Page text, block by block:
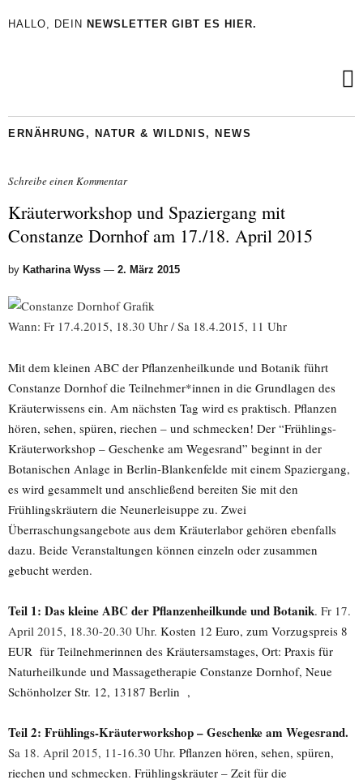
HALLO, DEIN NEWSLETTER GIBT ES HIER.
ERNÄHRUNG , NATUR & WILDNIS , NEWS
Schreibe einen Kommentar
Kräuterworkshop und Spaziergang mit
Constanze Dornhof am 17./18. April 2015
by Katharina Wyss — 2. März 2015
Wann: Fr 17.4.2015, 18.30 Uhr / Sa 18.4.2015, 11 Uhr
Mit dem kleinen ABC der Pflanzenheilkunde und Botanik führt
Constanze Dornhof die Teilnehmer*innen in die Grundlagen des
Kräuterwissens ein. Am nächsten Tag wird es praktisch. Pflanzen
hören, sehen, spüren, riechen – und schmecken! Der “Frühlings-
Kräuterworkshop – Geschenke am Wegesrand” beginnt in der
Botanischen Anlage in Berlin-Blankenfelde mit einem Spaziergang,
es wird gesammelt und anschließend bereiten Sie mit den
Frühlingskräutern die Neunerleisuppe zu. Zwei
Überraschungsangebote aus dem Kräuterlabor gehören ebenfalls
dazu. Beide Veranstaltungen können einzeln oder zusammen
gebucht werden.
Teil 1: Das kleine ABC der Pflanzenheilkunde und Botanik. Fr 17.
April 2015, 18.30-20.30 Uhr. Kosten 12 Euro, zum Vorzugspreis 8
EUR für Teilnehmerinnen des Kräutersamstages, Ort: Praxis für
Naturheilkunde und Massagetherapie Constanze Dornhof, Neue
Schönholzer Str. 12, 13187 Berlin ,
Teil 2: Frühlings-Kräuterworkshop – Geschenke am Wegesrand.
Sa 18. April 2015, 11-16.30 Uhr. Pflanzen hören, sehen, spüren,
riechen und schmecken. Frühlingskräuter – Zeit für die